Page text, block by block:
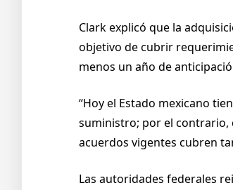
Clark explicó que la
objetivo de cubrir
menos un año de
“Hoy el Estado mexicano
suministro; por el contrario,
acuerdos vigentes cubren
Las autoridades federales